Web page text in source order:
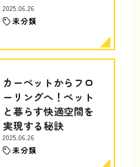
2025.06.26
未分類
カーペットからフロ
ーリングへ！ペット
と暮らす快適空間を
実現する秘訣
2025.06.26
未分類